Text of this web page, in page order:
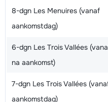
8-dgn Les Menuires (vanaf
aankomstdag)
6-dgn Les Trois Vallées
na aankomst)
7-dgn Les Trois Vallées
aankomstdag)